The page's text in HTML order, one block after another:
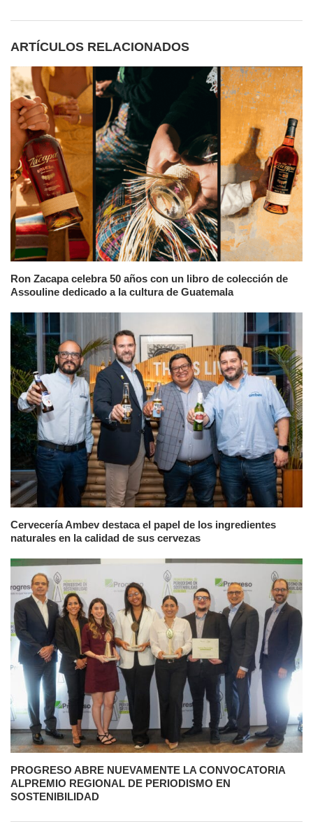
ARTÍCULOS RELACIONADOS
Ron Zacapa celebra 50 años con un libro de colección de
Assouline dedicado a la cultura de Guatemala
Cervecería Ambev destaca el papel de los ingredientes
naturales en la calidad de sus cervezas
PROGRESO ABRE NUEVAMENTE LA CONVOCATORIA
ALPREMIO REGIONAL DE PERIODISMO EN
SOSTENIBILIDAD